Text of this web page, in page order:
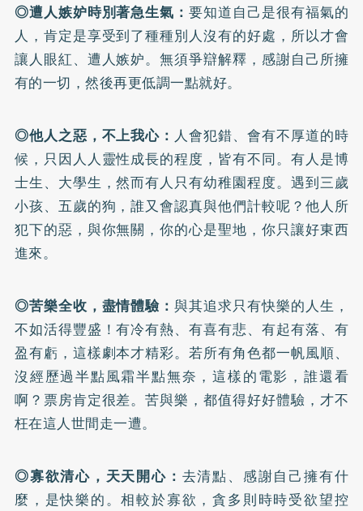
◎遭人嫉妒時別著急生氣：要知道自己是很有福氣的
人，肯定是享受到了種種別人沒有的好處，所以才會
讓人眼紅、遭人嫉妒。無須爭辯解釋，感謝自己所擁
有的一切，然後再更低調一點就好。
◎他人之惡，不上我心： 人會犯錯、會有不厚道的時
候，只因人人靈性成長的程度，皆有不同。有人是博
士生、大學生，然而有人只有幼稚園程度。遇到三歲
小孩、五歲的狗，誰又會認真與他們計較呢？他人所
犯下的惡，與你無關，你的心是聖地，你只讓好東西
進來。
◎苦樂全收，盡情體驗：與其追求只有快樂的人生，
不如活得豐盛！有冷有熱、有喜有悲、有起有落、有
盈有虧，這樣劇本才精彩。若所有角色都一帆風順、
沒經歷過半點風霜半點無奈，這樣的電影，誰還看
啊？票房肯定很差。苦與樂，都值得好好體驗，才不
枉在這人世間走一遭。
◎寡欲清心，天天開心： 去清點、感謝自己擁有什
麼，是快樂的。相較於寡欲，貪多則時時受欲望控